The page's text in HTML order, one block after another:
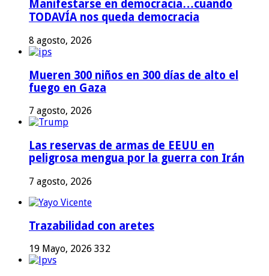
Manifestarse en democracia…cuando
TODAVÍA nos queda democracia
8 agosto, 2026
Mueren 300 niños en 300 días de alto el
fuego en Gaza
7 agosto, 2026
Las reservas de armas de EEUU en
peligrosa mengua por la guerra con Irán
7 agosto, 2026
Trazabilidad con aretes
19 Mayo, 2026 332